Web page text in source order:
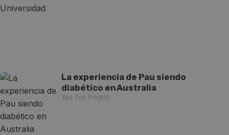
La experiencia de Pau siendo
diabético en Australia
You Too Project